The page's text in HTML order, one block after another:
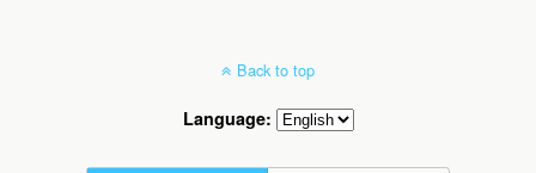
Back to top
Language: